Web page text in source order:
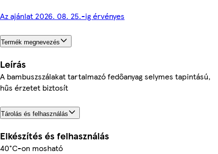
Az ajánlat 2026. 08. 25.-ig érvényes
Termék megnevezés
Leírás
A bambuszszálakat tartalmazó fedőanyag selymes tapintású,
hűs érzetet biztosít
Tárolás és felhasználás
Elkészítés és felhasználás
40°C-on mosható